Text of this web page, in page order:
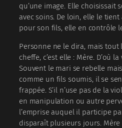
qu’une image. Elle choisissait
avec soins. De loin, elle le tient
pour son fils, elle en contrôle
Personne ne le dira, mais tout
cheffe, c’est elle : Mère. D’où
Souvent le mari se rebelle
comme un fils soumis, il se
frappée. S’il n’use pas de la
en manipulation ou autre
l’emprise auquel il participe
disparaît plusieurs jours. Mère